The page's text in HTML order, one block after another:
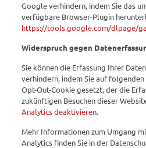
Google verhindern, indem Sie das
verfügbare Browser-Plugin
https://tools.google.com/dlpage/
Widerspruch gegen
Sie können die Erfassung Ihrer
verhindern, indem Sie auf
Opt-Out-Cookie gesetzt, der die
zukünftigen Besuchen dieser
Analytics deaktivieren.
Mehr Informationen zum Umgang
Analytics finden Sie in der